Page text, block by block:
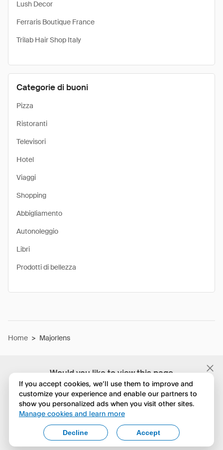
Would you like to view this page
in English?
No, continua a esplorare
Yes, change to English
Lush Decor
Ferraris Boutique France
Trilab Hair Shop Italy
Categorie di buoni
Pizza
Ristoranti
Televisori
Hotel
Viaggi
Shopping
Abbigliamento
Autonoleggio
Libri
Prodotti di bellezza
Home > Majorlens
If you accept cookies, we’ll use them to improve and
customize your experience and enable our partners to
show you personalized ads when you visit other sites.
Manage cookies and learn more
Accept
Decline